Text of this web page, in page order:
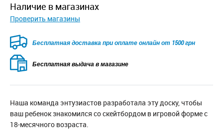
наличие в магазинах
Проверить магазины
Бесплатная доставка при оплате онлайн от 1500 грн
Бесплатная выдача в магазине
Наша команда энтузиастов разработала эту доску, чтобы
ваш ребенок знакомился со скейтбордом в игровой форме с
18-месячного возраста.